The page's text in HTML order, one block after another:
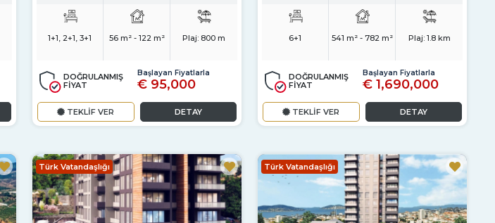
1+1, 2+1, 3+1 56 m² - 122 m² Plaj: 800 m
DOĞRULANMIŞ
FİYAT
Başlayan Fiyatlarla
€ 95,000
TEKLİF VER DETAY
6+1 541 m² - 782 m² Plaj: 1.8 km
DOĞRULANMIŞ
FİYAT
Başlayan Fiyatlarla
€ 1,690,000
TEKLİF VER DETAY
Türk Vatandaşlığı Türk Vatandaşlığı